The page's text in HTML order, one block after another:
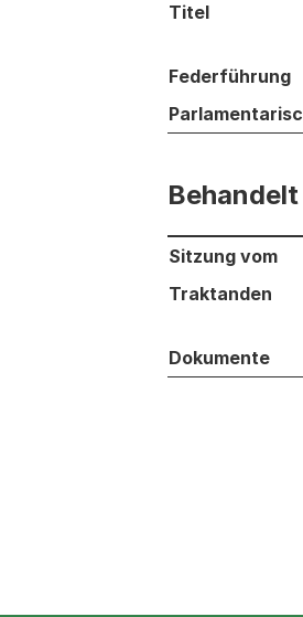
Titel
Federführung
Behandelt an
Sitzung vom
Traktanden
Dokumente